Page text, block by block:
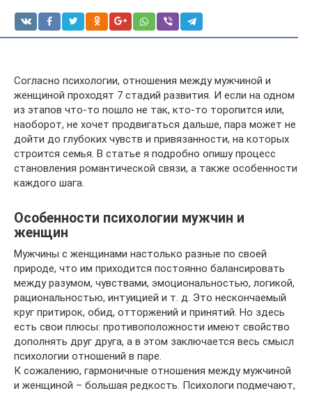
Согласно психологии, отношения между мужчиной и
женщиной проходят 7 стадий развития. И если на одном
из этапов что-то пошло не так, кто-то торопится или,
наоборот, не хочет продвигаться дальше, пара может не
дойти до глубоких чувств и привязанности, на которых
строится семья. В статье я подробно опишу процесс
становления романтической связи, а также особенности
каждого шага.
Особенности психологии мужчин и
женщин
Мужчины с женщинами настолько разные по своей
природе, что им приходится постоянно балансировать
между разумом, чувствами, эмоциональностью, логикой,
рациональностью, интуицией и т. д. Это нескончаемый
круг притирок, обид, отторжений и принятий. Но здесь
есть свои плюсы: противоположности имеют свойство
дополнять друг друга, а в этом заключается весь смысл
психологии отношений в паре.
К сожалению, гармоничные отношения между мужчиной
и женщиной – большая редкость. Психологи подмечают,